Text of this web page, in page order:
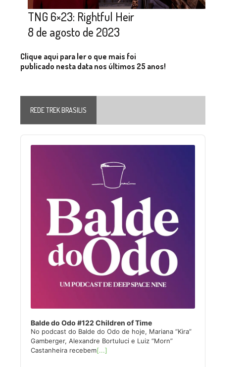
TNG 6×23: Rightful Heir
8 de agosto de 2023
Clique aqui para ler o que mais foi
publicado nesta data nos últimos 25 anos!
REDE TREK BRASILIS
Audio
Player
Balde do Odo #122 Children of Time
No podcast do Balde do Odo de hoje, Mariana “Kira”
Gamberger, Alexandre Bortuluci e Luiz “Morn”
Castanheira recebem[...]